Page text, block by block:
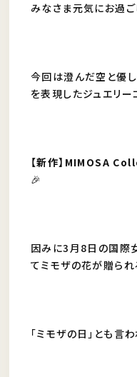
みなさま元気にお過ご
今回は澄んだ空と優
を表現したジュエリー
【新作】MIMOSA
🎉
因みに3月8日の国際
てミモザの花が贈られ
「ミモザの日」とも言